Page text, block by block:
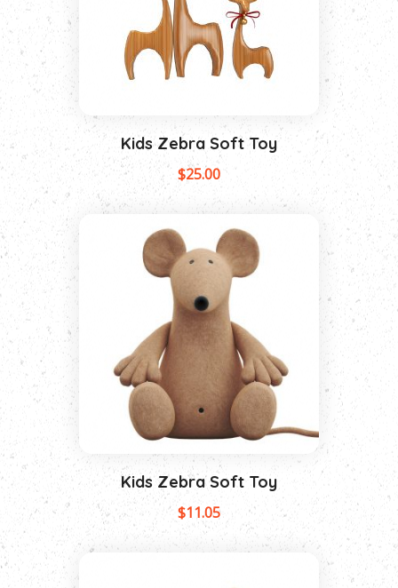
Kids Zebra Soft Toy
$25.00
Kids Zebra Soft Toy
$11.05